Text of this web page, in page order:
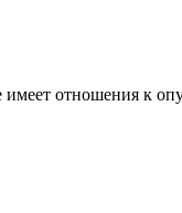
отношения к